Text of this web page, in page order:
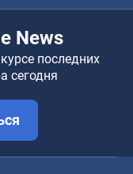
News
последних
сегодня